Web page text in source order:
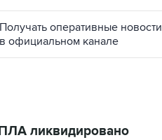
Получать оперативные новости
в официальном канале
ликвидировано